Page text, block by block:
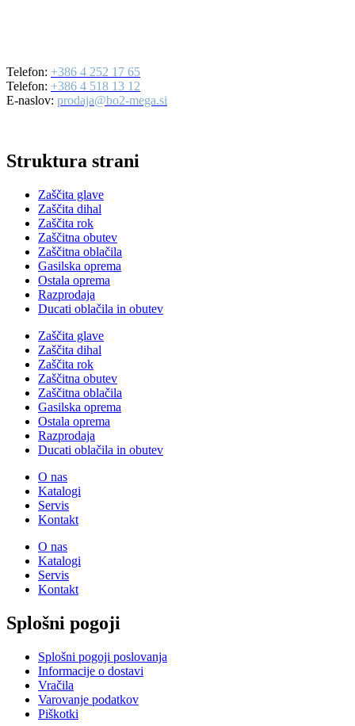
Telefon: +386 4 252 17 65
Telefon: +386 4 518 13 12
E-naslov: prodaja@bo2-mega.si
Struktura strani
Zaščita glave
Zaščita dihal
Zaščita rok
Zaščitna obutev
Zaščitna oblačila
Gasilska oprema
Ostala oprema
Razprodaja
Ducati oblačila in obutev
Zaščita glave
Zaščita dihal
Zaščita rok
Zaščitna obutev
Zaščitna oblačila
Gasilska oprema
Ostala oprema
Razprodaja
Ducati oblačila in obutev
O nas
Katalogi
Servis
Kontakt
O nas
Katalogi
Servis
Kontakt
Splošni pogoji
Splošni pogoji poslovanja
Informacije o dostavi
Vračila
Varovanje podatkov
Piškotki